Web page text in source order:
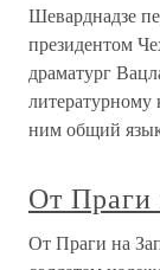
Шеварднадзе
президентом
драматург
ним общий
От Праги
От Праги на